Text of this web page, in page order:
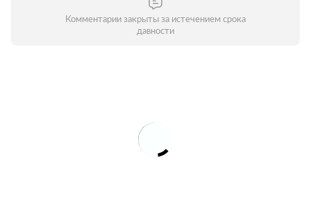
Комментарии закрыты за истечением срока
давности